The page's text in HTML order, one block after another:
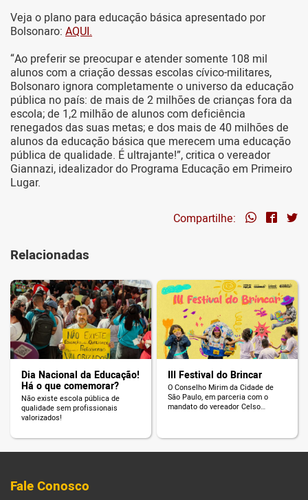
Veja o plano para educação básica apresentado por
Bolsonaro: AQUI.
“Ao preferir se preocupar e atender somente 108 mil
alunos com a criação dessas escolas cívico-militares,
Bolsonaro ignora completamente o universo da educação
pública no país: de mais de 2 milhões de crianças fora da
escola; de 1,2 milhão de alunos com deficiência
renegados das suas metas; e dos mais de 40 milhões de
alunos da educação básica que merecem uma educação
pública de qualidade. É ultrajante!”, critica o vereador
Giannazi, idealizador do Programa Educação em Primeiro
Lugar.
Compartilhe:
Relacionadas
Dia Nacional da Educação!
Há o que comemorar?
Não existe escola pública de
qualidade sem profissionais
valorizados!
III Festival do Brincar
O Conselho Mirim da Cidade de
São Paulo, em parceria com o
mandato do vereador Celso
São Paulo.
Fale Conosco